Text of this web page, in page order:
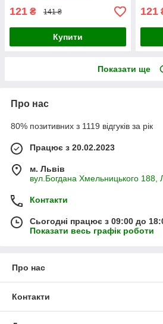
121 ₴ 141 ₴
Купити
121
Показати ще
Про нас
80% позитивних з 1119 відгуків за рік
Працює з 20.02.2023
м. Львів
вул.Богдана Хмельницького 188,
Контакти
Сьогодні працює з 09:00 до
Показати весь графік роботи
Про нас
Контакти